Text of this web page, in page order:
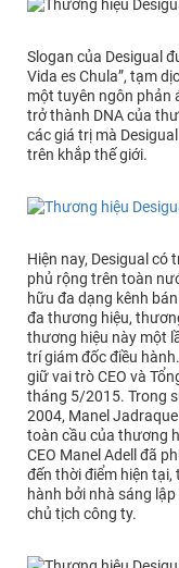
Slogan của Desigual
Vida es Chula”, tạm
một tuyên ngôn phản
trở thành DNA của
các giá trị mà
trên khắp thế giới.
Hiện nay, Desigual có
phủ rộng trên toàn
hữu đa dạng kênh
đa thương hiệu,
thương hiệu này một
trí giám đốc điều
giữ vai trò CEO và
tháng 5/2015. Trong
2004, Manel
toàn cầu của thương
CEO Manel Adell đã
đến thời điểm hiện
hành bởi nhà sáng
chủ tịch công ty.